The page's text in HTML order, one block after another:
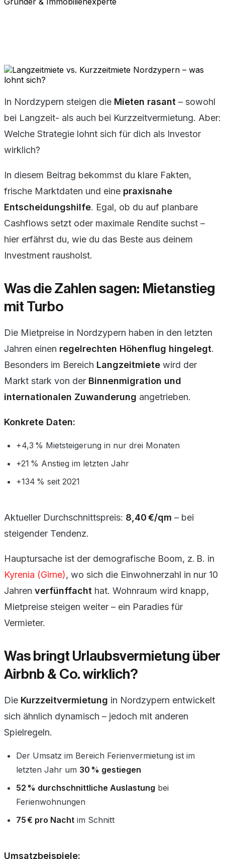
In Nordzypern steigen die Mieten rasant – sowohl
bei Langzeit- als auch bei Kurzzeitvermietung. Aber:
Welche Strategie lohnt sich für dich als Investor
wirklich?
In diesem Beitrag bekommst du klare Fakten,
frische Marktdaten und eine praxisnahe
Entscheidungshilfe. Egal, ob du auf planbare
Cashflows setzt oder maximale Rendite suchst –
hier erfährst du, wie du das Beste aus deinem
Investment rausholst.
Was die Zahlen sagen: Mietanstieg
mit Turbo
Die Mietpreise in Nordzypern haben in den letzten
Jahren einen regelrechten Höhenflug hingelegt.
Besonders im Bereich Langzeitmiete wird der
Markt stark von der Binnenmigration und
internationalen Zuwanderung angetrieben.
Konkrete Daten:
+4,3 % Mietsteigerung in nur drei Monaten
+21 % Anstieg im letzten Jahr
+134 % seit 2021
Aktueller Durchschnittspreis: 8,40 €/qm – bei
steigender Tendenz.
Hauptursache ist der demografische Boom, z. B. in
Kyrenia (Girne), wo sich die Einwohnerzahl in nur 10
Jahren verfünffacht hat. Wohnraum wird knapp,
Mietpreise steigen weiter – ein Paradies für
Vermieter.
Was bringt Urlaubsvermietung über
Airbnb & Co. wirklich?
Die Kurzzeitvermietung in Nordzypern entwickelt
sich ähnlich dynamisch – jedoch mit anderen
Spielregeln.
Der Umsatz im Bereich Ferienvermietung ist im
letzten Jahr um 30 % gestiegen
52 % durchschnittliche Auslastung bei
Ferienwohnungen
75 € pro Nacht im Schnitt
Umsatzbeispiele: